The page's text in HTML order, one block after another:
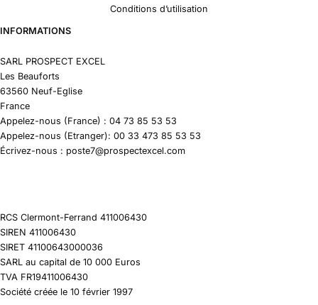
Conditions d’utilisation
INFORMATIONS
SARL PROSPECT EXCEL
Les Beauforts
63560 Neuf-Eglise
France
Appelez-nous (France) : 04 73 85 53 53
Appelez-nous (Etranger): 00 33 473 85 53 53
Écrivez-nous : poste7@prospectexcel.com
RCS Clermont-Ferrand 411006430
SIREN 411006430
SIRET 41100643000036
SARL au capital de 10 000 Euros
TVA FR19411006430
Société créée le 10 février 1997